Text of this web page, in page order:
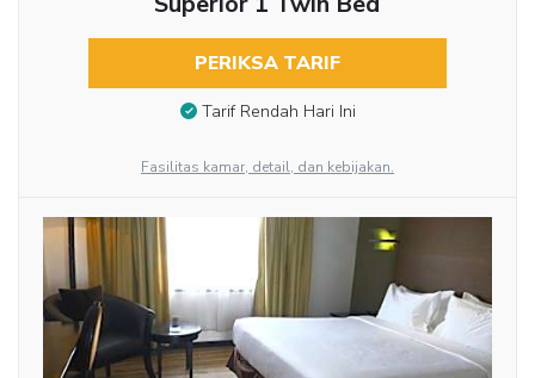
PERIKSA TARIF
Tarif Rendah Hari Ini
Fasilitas kamar, detail, dan kebijakan.